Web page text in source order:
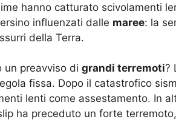
hanno catturato scivolamenti
influenzati dalle maree: la
della Terra.
un preavviso di grandi terremoti?
fissa. Dopo il catastrofico
lenti come assestamento. In
ha preceduto un forte terremoto,